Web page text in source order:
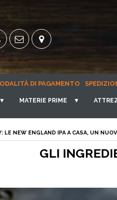
DI PAGAMENTO
▼ MATERIE PRIME ▼
LE NEW ENGLAND IPA A CASA, UN
GLI